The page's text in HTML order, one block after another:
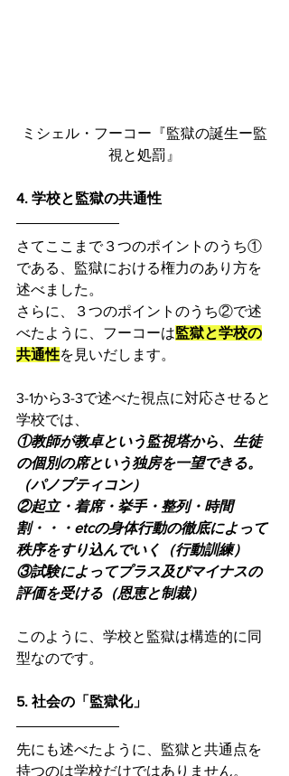
ミシェル・フーコー『監獄の誕生ー監
視と処罰』
4. 学校と監獄の共通性
さてここまで３つのポイントのうち①
である、監獄における権力のあり方を
述べました。
さらに、３つのポイントのうち②で述
べたように、フーコーは監獄と学校の
共通性を見いだします。
3-1から3-3で述べた視点に対応させると
学校では、
①教師が教卓という監視塔から、生徒
の個別の席という独房を一望できる。
（パノプティコン）
②起立・着席・挙手・整列・時間
割・・・etcの身体行動の徹底によって
秩序をすり込んでいく（行動訓練）
③試験によってプラス及びマイナスの
評価を受ける（恩恵と制裁）
このように、学校と監獄は構造的に同
型なのです。
5. 社会の「監獄化」
先にも述べたように、監獄と共通点を
持つのは学校だけではありません。